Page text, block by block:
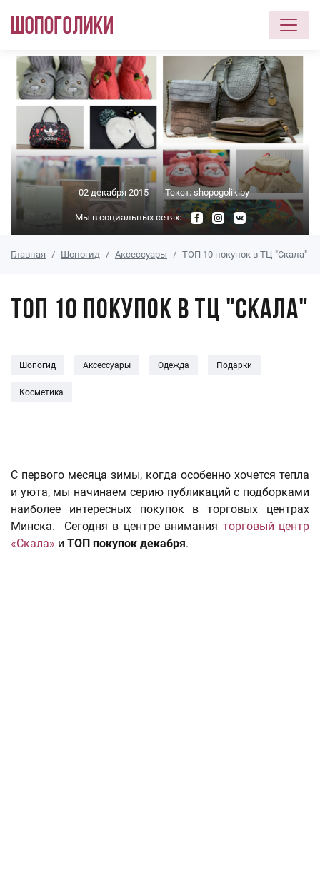
Перейти к основному содержанию
02 декабря 2015 Текст: shopogolikiby
Мы в социальных сетях:
Главная Шопогид Аксессуары ТОП 10 покупок в ТЦ "Скала"
ТОП 10 покупок в ТЦ "Скала"
Шопогид Аксессуары Одежда Подарки
Косметика
С первого месяца зимы, когда особенно хочется тепла
и уюта, мы начинаем серию публикаций с подборками
наиболее интересных покупок в торговых центрах
Минска. Сегодня в центре внимания торговый центр
«Скала» и ТОП покупок декабря.